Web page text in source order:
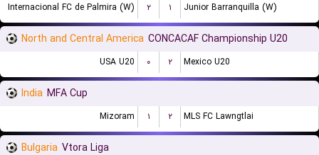
Internacional FC de Palmira (W) ۲ ۱ Junior Barranquilla (W)
North and Central America CONCACAF Championship U20
USA U20 ۰ ۲ Mexico U20
India MFA Cup
Mizoram ۱ ۲ MLS FC Lawngtlai
Bulgaria Vtora Liga